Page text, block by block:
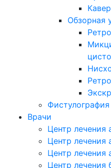
Обзорная
Фистулография
Врачи
Центр лечения
Центр лечения
Центр лечения
Центр лечения